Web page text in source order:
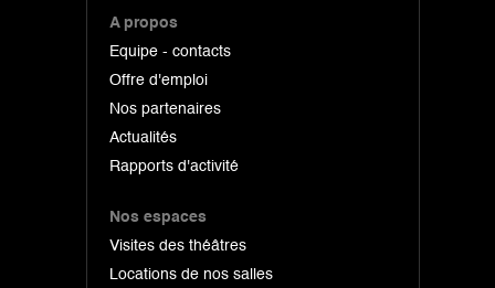
A propos
Equipe - contacts
Offre d'emploi
Nos partenaires
Actualités
Rapports d'activité
Nos espaces
Visites des théâtres
Locations de nos salles